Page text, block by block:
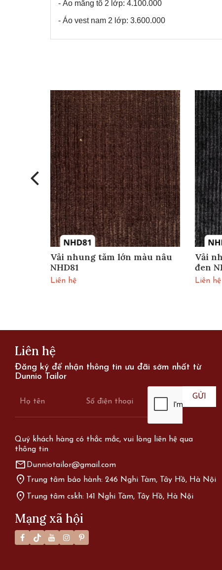
- Áo măng tô 2 lớp: 4.100.000
- Áo vest nam 2 lớp: 3.600.000
Vải nhung tăm lớn màu nâu
NHD81
Liên hệ
Vải
đen
Liên hệ
Liên hệ
Đăng ký để nhận thông tin ưu đãi sớm nhất từ
Dunnio Tailor
Quý khách hàng có thắc mắc, vui lòng liên hệ qua
thông tin
mail Dunniotailor@gmail.com
location_on Trung tâm bảo hành: 246 Nghi Tàm, Tây Hồ, Hà Nội
location_on Trung tâm cskh: 141 Nghi Tàm, Tây Hồ, Hà Nội
Mạng xã hội